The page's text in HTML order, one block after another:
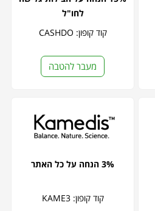
לחו"ל
קוד קופון: CASHDO
מעבר להטבה
3% הנחה על כל האתר
קוד קופון: KAME3